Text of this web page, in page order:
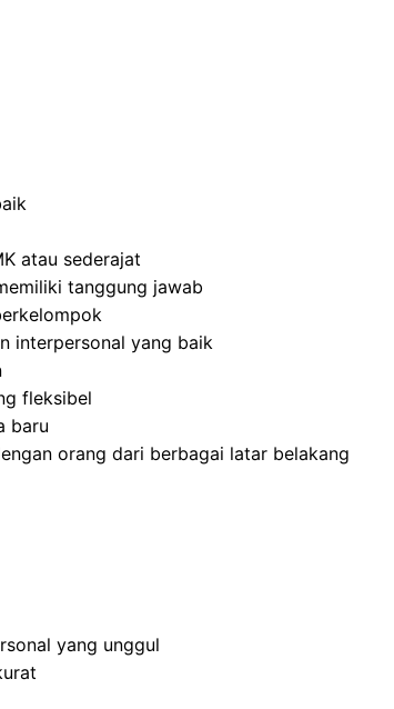
atau sederajat
tanggung jawab
interpersonal yang baik
fleksibel
baru
orang dari berbagai latar belakang
yang unggul